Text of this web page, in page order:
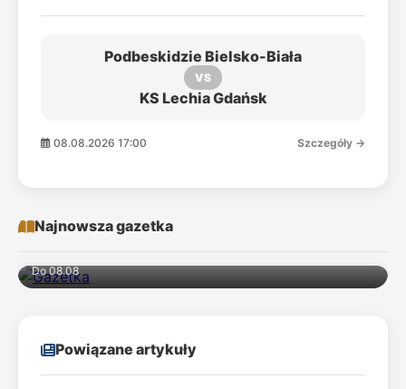
Podbeskidzie Bielsko-Biała
VS
KS Lechia Gdańsk
08.08.2026 17:00 Szczegóły →
Najnowsza gazetka
Do 08.08
Powiązane artykuły